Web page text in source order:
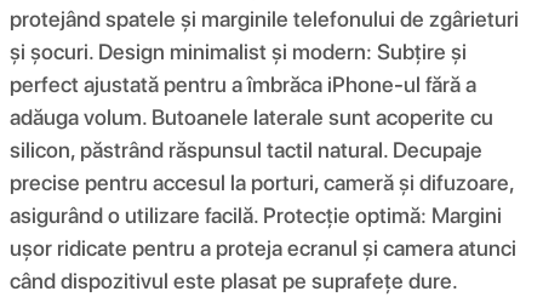
protejând spatele și marginile telefonului de zgârieturi
și șocuri. Design minimalist și modern: Subțire și
perfect ajustată pentru a îmbrăca iPhone-ul fără a
adăuga volum. Butoanele laterale sunt acoperite cu
silicon, păstrând răspunsul tactil natural. Decupaje
precise pentru accesul la porturi, cameră și difuzoare,
asigurând o utilizare facilă. Protecție optimă: Margini
ușor ridicate pentru a proteja ecranul și camera atunci
când dispozitivul este plasat pe suprafețe dure.